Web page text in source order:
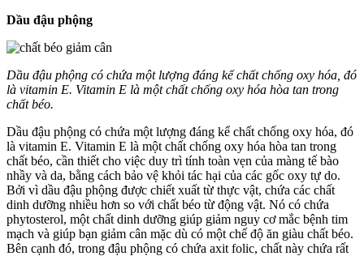
Dầu đậu phộng
Dầu đậu phộng có chứa một lượng đáng kể chất chống oxy hóa, đó
là vitamin E. Vitamin E là một chất chống oxy hóa hòa tan trong
chất béo.
Dầu đậu phộng có chứa một lượng đáng kể chất chống oxy hóa, đó
là vitamin E. Vitamin E là một chất chống oxy hóa hòa tan trong
chất béo, cần thiết cho việc duy trì tính toàn vẹn của màng tế bào
nhầy và da, bằng cách bảo vệ khỏi tác hại của các gốc oxy tự do.
Bởi vì dầu đậu phộng được chiết xuất từ thực vật, chứa các chất
dinh dưỡng nhiều hơn so với chất béo từ động vật. Nó có chứa
phytosterol, một chất dinh dưỡng giúp giảm nguy cơ mắc bệnh tim
mạch và giúp bạn giảm cân mặc dù có một chế độ ăn giàu chất béo.
Bên cạnh đó, trong đậu phộng có chứa axit folic, chất này chứa rất